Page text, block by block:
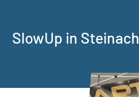
SlowUp in Steinach